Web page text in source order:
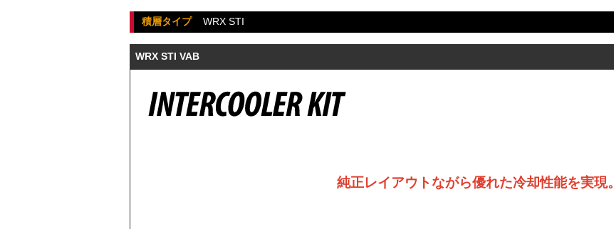
積層タイプ WRX STI
WRX STI VAB
純正レイアウトながら優れた冷却性能を実現。